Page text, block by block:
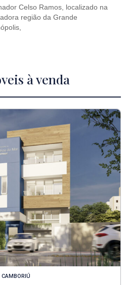
Celso Ramos, localizado na
região da Grande
à venda
CAMBORIÚ